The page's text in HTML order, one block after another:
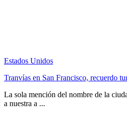
Estados Unidos
Tranvías en San Francisco, recuerdo
La sola mención del nombre de la
a nuestra a ...